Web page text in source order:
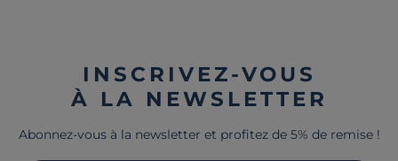
INSCRIVEZ-VOUS
À LA NEWSLETTER
Abonnez-vous à la newsletter et profitez de 5% de remise !